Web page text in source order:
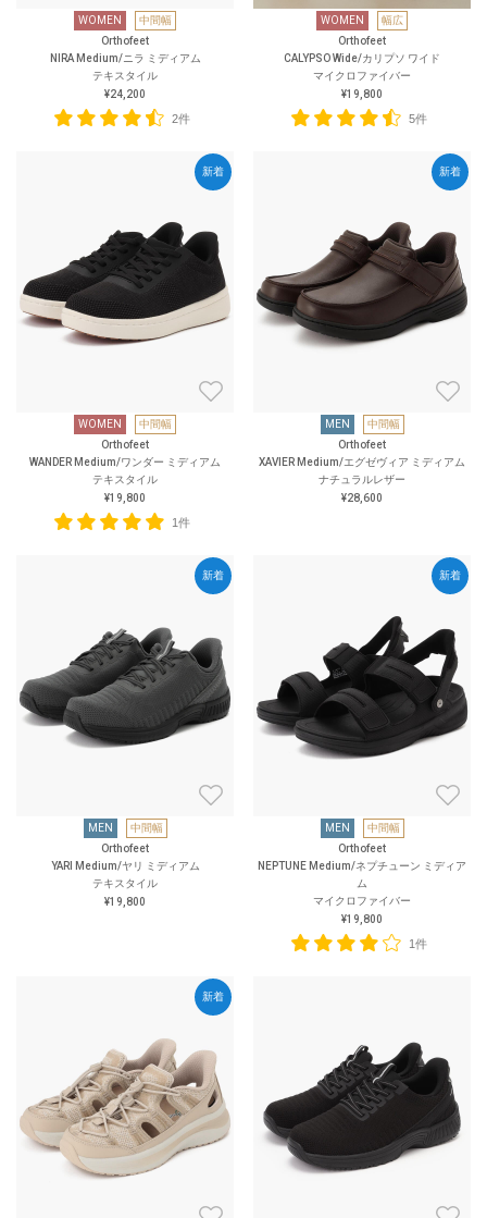
WOMEN
中間幅
Orthofeet
NIRA Medium/ニラ ミディアム
テキスタイル
¥24,200
2件
WOMEN
幅広
Orthofeet
CALYPSO Wide/カリプソ ワイド
マイクロファイバー
¥19,800
5件
新着
WOMEN
中間幅
Orthofeet
WANDER Medium/ワンダー ミディアム
テキスタイル
¥19,800
1件
新着
MEN
中間幅
Orthofeet
XAVIER Medium/エグゼヴィア ミディアム
ナチュラルレザー
¥28,600
新着
MEN
中間幅
Orthofeet
YARI Medium/ヤリ ミディアム
テキスタイル
¥19,800
新着
MEN
中間幅
Orthofeet
NEPTUNE Medium/ネプチューン ミディア
ム
マイクロファイバー
¥19,800
1件
新着